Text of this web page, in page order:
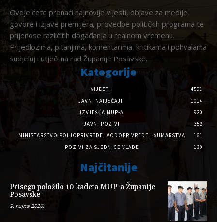
Ovdje ćete pronaći najnovije vijesti, objave za medije,
govore i izjave premijera, provedbe političkih programa te
prijenose različitih događanja u realnom vremenu.
Prijedlozima, pitanjima, komentarima, kritikama i pohvalama
sudjeluj i utječi na rad Županije Posavske.
Kategorije
VIJESTI
4591
JAVNI NATJEČAJI
1014
IZVJEŠĆA MUP-A
920
JAVNI POZIVI
352
MINISTARSTVO POLJOPRIVREDE, VODOPRIVREDE I ŠUMARSTVA
161
POZIVI ZA SJEDNICE VLADE
130
Najčitanije
Prisegu položilo 10 kadeta MUP-a Županije
Posavske
9. rujna 2016.